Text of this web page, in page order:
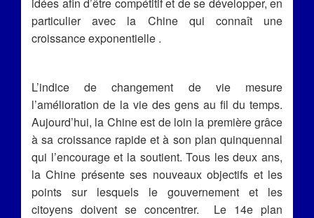
particulier avec la Chine qui connaît une
croissance exponentielle .
L’indice de changement de vie mesure
l’amélioration de la vie des gens au fil du temps.
Aujourd’hui, la Chine est de loin la première grâce
à sa croissance rapide et à son plan quinquennal
qui l’encourage et la soutient. Tous les deux ans,
la Chine présente ses nouveaux objectifs et les
points sur lesquels le gouvernement et les
citoyens doivent se concentrer. Le 14e plan